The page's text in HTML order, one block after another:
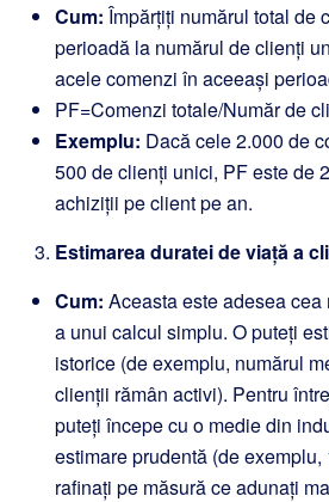
Cum: Împărțiți numărul total de
perioadă la numărul de clienți
acele comenzi în aceeași
PF=Comenzi totale/Număr de
Exemplu: Dacă cele 2.000 de
500 de clienți unici, PF este de
achiziții pe client pe an.
Estimarea duratei de viață a
Cum: Aceasta este adesea
a unui calcul simplu. O puteți
istorice (de exemplu, numărul
clienții rămân activi). Pentru
puteți începe cu o medie din
estimare prudentă (de exemplu,
rafinați pe măsură ce adunați